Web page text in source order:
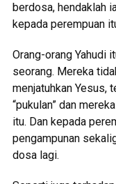
berdosa, hendaklah
kepada perempuan
Orang-orang Yahudi
seorang. Mereka
menjatuhkan Yesus,
“pukulan” dan
itu. Dan kepada
pengampunan
dosa lagi.